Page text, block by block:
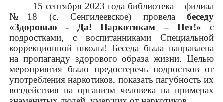
15 сентября 2023 года библиотека – филиал
№18 (с. Сенгилеевское) провела беседу
«Здоровью - Да! Наркотикам – Нет!» с
подростками, с воспитанниками Специальной
коррекционной школы! Беседа была направлена
на пропаганду здорового образа жизни. Целью
мероприятия было предостеречь подростков от
употребления наркотиков, показать пагубность их
воздействия на организм человека на примерах